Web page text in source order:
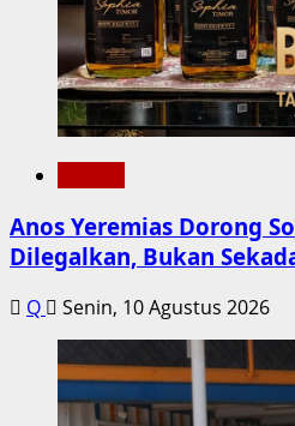
Anos Yeremias Dorong
Dilegalkan, Bukan
Q Senin, 10 Agustus 2026